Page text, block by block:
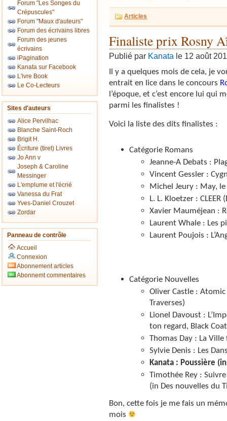
Forum "Les Songes du
Crépuscules"
Forum "Maux d'auteurs"
Forum des écrivains libres
Forum des jeunes
écrivains
iPagination
Kanata sur Facebook
L'ivre Book
Le Co-Lecteurs
Sites d'auteurs
Alice Pervilhac
Blanche Saint-Roch
Brigit H.
Écriture (tiret) Livres
Jo Ann v
Joseph & Caroline
Messinger
L'emplume et l'écrié
Vanessa du Frat
Yves-Daniel Crouzet
Zordar
Panneau de contrôle
Accueil
Connexion
Abonnement articles
Abonnemt commentaires
Articles
Finaliste prix Rosny
Publié par Kanata le 12 août
Il y a quelques mois de cela, je
entrait en lice dans le concours
l’époque, et c’est encore lui qui
parmi les finalistes !
Voici la liste des dits finalistes :
Catégorie Romans
Jeanne-A Debats :
Vincent Gessler :
Michel Jeury : May,
L. L. Kloetzer : CLEER
Xavier Mauméjean :
Laurent Whale : Les
Laurent Poujois :
Catégorie Nouvelles
Oliver Castle :
Traverses)
Lionel Davoust :
ton regard, Black
Thomas Day : La
Sylvie Denis : Les
Kanata : Poussière
Timothée Rey :
(in Des nouvelles du
Bon, cette fois je me fais un
mois